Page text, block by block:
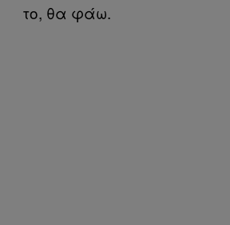
το, θα φάω.